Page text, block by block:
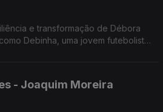
e transformação de Débora
Debinha, uma jovem futebolista
- Joaquim Moreira